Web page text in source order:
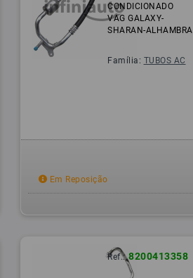
CONDICIONADO
VAG GALAXY-
SHARAN-ALHAMBRA
Família: TUBOS AC
Em Reposição
Ref.: 8200413358